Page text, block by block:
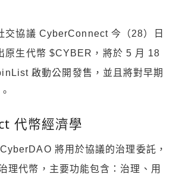
交協議 CyberConnect 今（28）日
原生代幣 $CYBER，將於 5 月 18
啟動公開發售，並且將對早期
代幣經濟學
將用於協議的治理委託，
理代幣，主要功能包含：治理、用